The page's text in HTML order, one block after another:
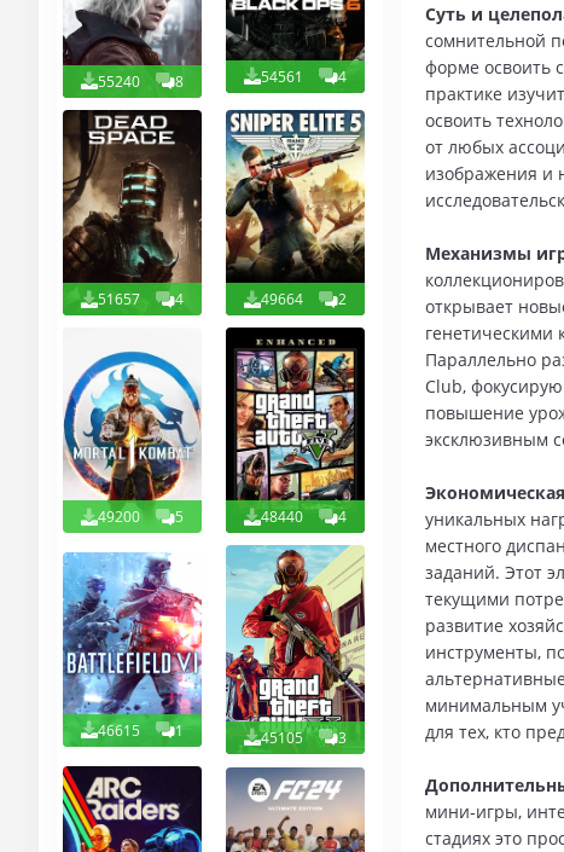
55240 8 54561 4
51657 4 49664 2
49200 5 48440 4
46615 1 45105 3
Суть и
сомнительной
форме освоить
практике
освоить
от любых
изображения и
Механизмы
открывает
генетическими
Параллельно
Club,
повышение
эксклюзивным
уникальных
местного
заданий. Этот
текущими
развитие
инструменты,
минимальным
для тех, кто
мини‑игры,
стадиях это